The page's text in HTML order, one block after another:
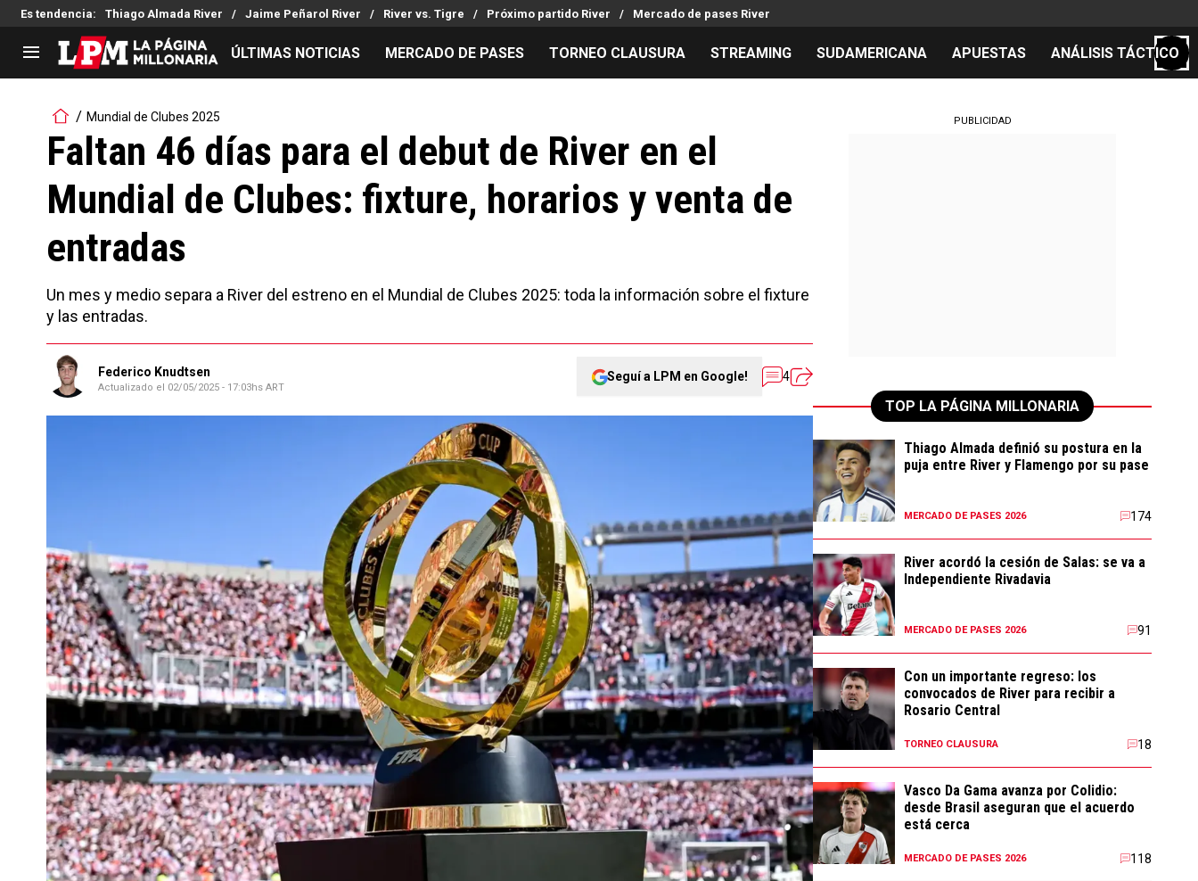
Es tendencia: Thiago Almada River Jaime Peñarol River River vs. Tigre Próximo partido River Mercado de pases River
LIGA PROFESIONAL
Noticias
Tabla de posiciones
Fixture
Reserva
Copa Sudamericana
Copa Argentina
Selección Argentina
Mercado de Pases
Análisis tácticos
Juanfer Quintero
Chacho Coudet
Streaming
Entradas
Hinchas
Los goles de River
Códigos
Pronósticos
ÚLTIMAS NOTICIAS MERCADO DE PASES TORNEO CLAUSURA STREAMING SUDAMERICANA APUESTAS ANÁLISIS TÁCTICO
Mundial de Clubes 2025
Faltan 46 días para el debut de River en el
Mundial de Clubes: fixture, horarios y venta de
entradas
Un mes y medio separa a River del estreno en el Mundial de Clubes 2025: toda la información sobre el fixture
y las entradas.
Federico Knudtsen
Actualizado el 02/05/2025 - 17:03hs ART
Seguí a LPM en Google! 4
PUBLICIDAD
TOP LA PÁGINA MILLONARIA
Thiago Almada definió su postura en la
puja entre River y Flamengo por su pase
MERCADO DE PASES 2026 174
River acordó la cesión de Salas: se va a
Independiente Rivadavia
MERCADO DE PASES 2026 91
Con un importante regreso: los
convocados de River para recibir a
Rosario Central
TORNEO CLAUSURA 18
Vasco Da Gama avanza por Colidio:
desde Brasil aseguran que el acuerdo
está cerca
MERCADO DE PASES 2026 118